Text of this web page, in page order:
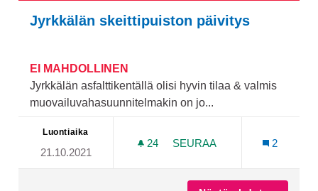
Jyrkkälän skeittipuiston päivitys
EI MAHDOLLINEN
Jyrkkälän asfalttikentällä olisi hyvin tilaa & valmis
muovailuvahasuunnitelmakin on jo...
Luontiaika
21.10.2021
24 24 SEURAAJAA
SEURAA
2